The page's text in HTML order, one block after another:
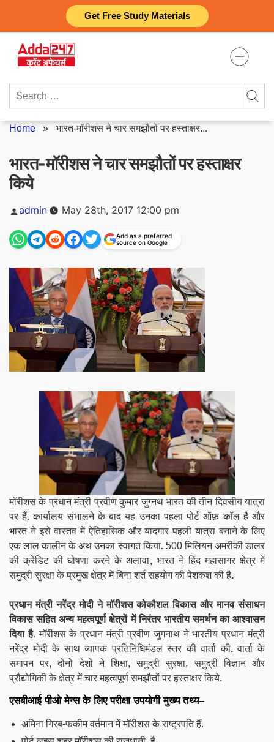
Get Free Study Materials
content
Search
Home » भारत-मॉरीशस ने चार समझौतों पर हस्ताक्षर...
भारत-मॉरीशस ने चार समझौतों पर हस्ताक्षर
किये
Posted
by
admin May 28th, 2017 12:00 pm
Add as a preferred
source on Google
मॉरीशस के प्रधान मंत्री प्रवीण कुमार जुग्नथ भारत की तीन दिवसीय यात्रा
पर हैं. कार्यालय संभालने के बाद यह उनका पहला पोर्ट ऑफ़ कॉल है और
भारत ने इसे वास्तव में ऐतिहासिक और यादगार पहली यात्रा बनाने के लिए
एक लाल कालीन के अथ उनका स्वागत किया. 500 मिलियन अमरीकी डालर
की क्रेडिट की घोषणा करने के अलावा, भारत ने हिंद महासागर क्षेत्र में
समुद्री सुरक्षा के प्रमुख क्षेत्र में बिना शर्त सहयोग की पेशकश की है.
प्रधान मंत्री नरेंद्र मोदी नेमॉरीशस कोकौशल विकास और मानव संसाधन
विकास सहित अन्य महत्वपूर्ण क्षेत्रों में निरंतर भारतीय समर्थन का आश्वासन
दिया है. मॉरीशस के प्रधान मंत्री प्रवीण जुगनाथ ने भारतीय प्रधान मंत्री
नरेंद्र मोदी के साथ व्यापक प्रतिनिधिमंडल स्तर की वार्ता की.वार्ता के
समापन पर, दोनों देशों ने शिक्षा, समुद्री सुरक्षा, समुद्री विज्ञान और
प्रौद्योगिकी के क्षेत्र में चार महत्वपूर्ण समझौतों पर हस्ताक्षर किये.
एसबीआई पीओ मेन्स के लिए परीक्षा उपयोगी मुख्य तथ्य–
अमिना गिरब-फकीम वर्तमान में मॉरीशस के राष्ट्रपति हैं.